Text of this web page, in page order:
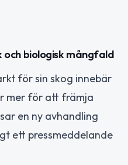
och biologisk mångfald
för sin skog innebär
mer för att främja
en ny avhandling
ett pressmeddelande